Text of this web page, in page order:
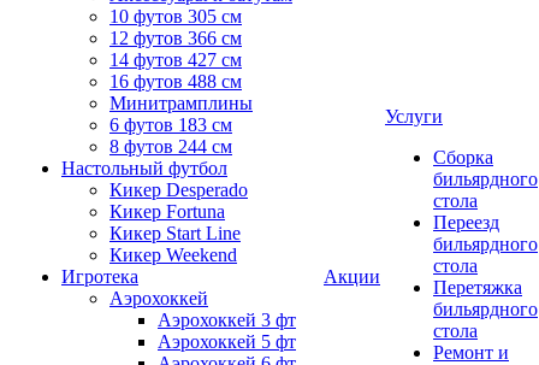
10 футов 305 см
12 футов 366 см
14 футов 427 см
16 футов 488 см
Минитрамплины
6 футов 183 см
8 футов 244 см
Настольный футбол
Кикер Desperado
Кикер Fortuna
Кикер Start Line
Кикер Weekend
Игротека
Аэрохоккей
Аэрохоккей 3 фт
Аэрохоккей 5 фт
Акции
Услуги
Сборка
бильярдного
стола
Переезд
бильярдного
стола
Перетяжка
бильярдного
стола
Ремонт и